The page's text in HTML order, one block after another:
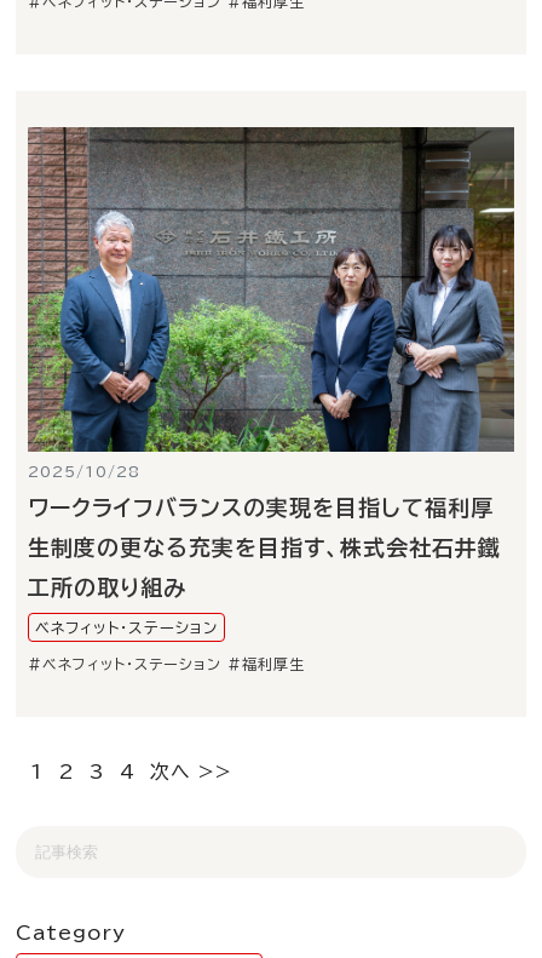
2025/10/28
ワークライフバランスの実現を目指して福利厚
生制度の更なる充実を目指す、株式会社石井鐵
工所の取り組み
ベネフィット・ステーション
#ベネフィット・ステーション #福利厚生
1 2 3 4 次へ >>
Category